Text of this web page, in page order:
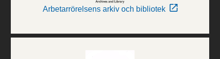
Arbetarrörelsens arkiv och bibliotek